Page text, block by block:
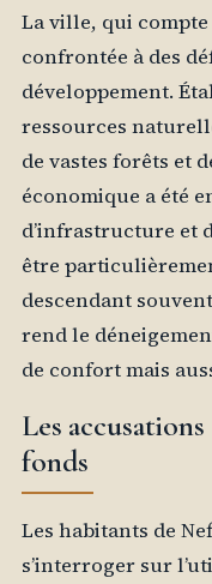
La ville, qui
confrontée à des
développement.
ressources
de vastes forêts et
économique a été
d’infrastructure et
être
descendant
rend le
de confort mais
Les
fonds
Les habitants de
s’interroger sur